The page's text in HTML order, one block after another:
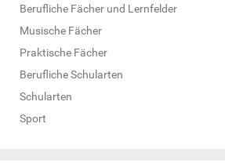
Berufliche Fächer und Lernfelder
Musische Fächer
Praktische Fächer
Berufliche Schularten
Schularten
Sport